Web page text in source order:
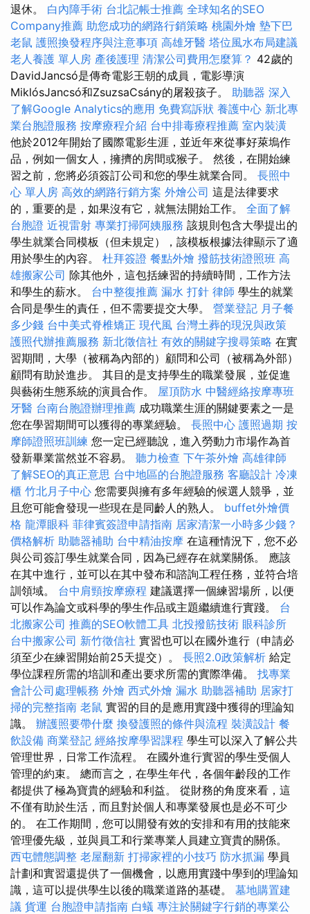
退休。 白內障手術 台北記帳士推薦 全球知名的SEO
Company推薦 助您成功的網路行銷策略 桃園外燴 墊下巴
老鼠 護照換發程序與注意事項 高雄牙醫 塔位風水布局建議
老人養護 單人房 產後護理 清潔公司費用怎麼算？ 42歲的
DavidJancsó是傳奇電影王朝的成員，電影導演
MiklósJancsó和ZsuzsaCsány的屠殺孩子。 助聽器 深入
了解Google Analytics的應用 免費寫訴狀 養護中心 新北專
業台胞證服務 按摩療程介紹 台中排毒療程推薦 室內裝潢
他於2012年開始了國際電影生涯，並近年來從事好萊塢作
品，例如一個女人，擁擠的房間或猴子。 然後，在開始練
習之前，您將必須簽訂公司和您的學生就業合同。 長照中
心 單人房 高效的網路行銷方案 外燴公司 這是法律要求
的，重要的是，如果沒有它，就無法開始工作。 全面了解
台胞證 近視雷射 專業打掃阿姨服務 該規則包含大學提出的
學生就業合同模板（但未規定），該模板根據法律顯示了適
用於學生的內容。 杜拜簽證 餐點外燴 撥筋技術證照班 高
雄搬家公司 除其他外，這包括練習的持續時間，工作方法
和學生的薪水。 台中整復推薦 漏水 打針 律師 學生的就業
合同是學生的責任，但不需要提交大學。 營業登記 月子餐
多少錢 台中美式脊椎矯正 現代風 台灣土葬的現況與政策
護照代辦推薦服務 新北徵信社 有效的關鍵字搜尋策略 在實
習期間，大學（被稱為內部的）顧問和公司（被稱為外部）
顧問有助於進步。 其目的是支持學生的職業發展，並促進
與藝術生態系統的演員合作。 屋頂防水 中醫經絡按摩專班
牙醫 台南台胞證辦理推薦 成功職業生涯的關鍵要素之一是
您在學習期間可以獲得的專業經驗。 長照中心 護照過期 按
摩師證照班訓練 您一定已經聽說，進入勞動力市場作為首
發新畢業當然並不容易。 聽力檢查 下午茶外燴 高雄律師
了解SEO的真正意思 台中地區的台胞證服務 客廳設計 冷凍
櫃 竹北月子中心 您需要與擁有多年經驗的候選人競爭，並
且您可能會發現一些現在是同齡人的熟人。 buffet外燴價
格 龍潭眼科 菲律賓簽證申請指南 居家清潔一小時多少錢？
價格解析 助聽器補助 台中精油按摩 在這種情況下，您不必
與公司簽訂學生就業合同，因為已經存在就業關係。 應該
在其中進行，並可以在其中發布和諮詢工程任務，並符合培
訓領域。 台中肩頸按摩療程 建議選擇一個練習場所，以便
可以作為論文或科學的學生作品或主題繼續進行實踐。 台
北搬家公司 推薦的SEO軟體工具 北投撥筋技術 眼科診所
台中搬家公司 新竹徵信社 實習也可以在國外進行（申請必
須至少在練習開始前25天提交）。 長照2.0政策解析 給定
學位課程所需的培訓和產出要求所需的實際準備。 找專業
會計公司處理帳務 外燴 西式外燴 漏水 助聽器補助 居家打
掃的完整指南 老鼠 實習的目的是應用實踐中獲得的理論知
識。 辦護照要帶什麼 換發護照的條件與流程 裝潢設計 餐
飲設備 商業登記 經絡按摩學習課程 學生可以深入了解公共
管理世界，日常工作流程。 在國外進行實習的學生受個人
管理的約束。 總而言之，在學生年代，各個年齡段的工作
都提供了極為寶貴的經驗和利益。 從財務的角度來看，這
不僅有助於生活，而且對於個人和專業發展也是必不可少
的。 在工作期間，您可以開發有效的安排和有用的技能來
管理優先級，並與員工和行業專業人員建立寶貴的關係。
西屯體態調整 老屋翻新 打掃家裡的小技巧 防水抓漏 學員
計劃和實習還提供了一個機會，以應用實踐中學到的理論知
識，這可以提供學生以後的職業道路的基礎。 墓地購置建
議 貨運 台胞證申請指南 白蟻 專注於關鍵字行銷的專業公